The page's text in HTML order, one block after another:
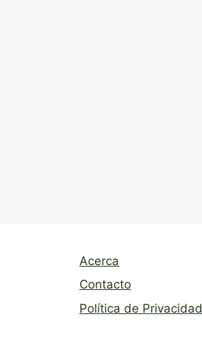
Acerca
Contacto
Política de Privacidad